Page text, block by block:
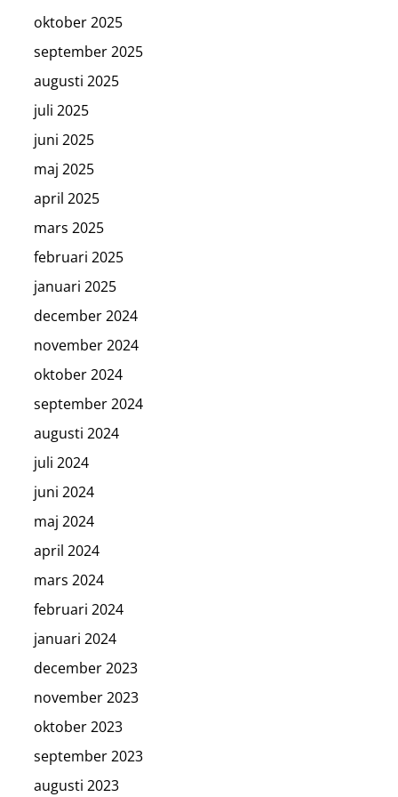
oktober 2025
september 2025
augusti 2025
juli 2025
juni 2025
maj 2025
april 2025
mars 2025
februari 2025
januari 2025
december 2024
november 2024
oktober 2024
september 2024
augusti 2024
juli 2024
juni 2024
maj 2024
april 2024
mars 2024
februari 2024
januari 2024
december 2023
november 2023
oktober 2023
september 2023
augusti 2023